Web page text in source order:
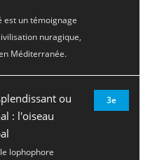
est un témoignage
nuragique,
Méditerranée.
ou
: l'oiseau
lophophore
3e